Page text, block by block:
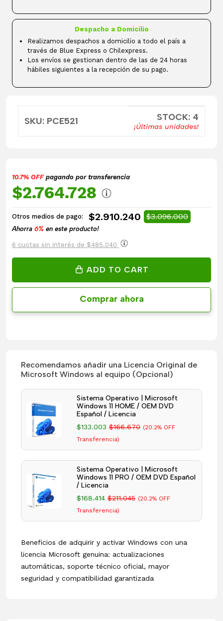
Despacho a Domicilio
Realizamos despachos a domicilio a todo el país a
través de Blue Express o Chilexpress.
Los envíos se gestionan dentro de las de 24 horas
hábiles siguientes a la recepción de su pago.
SKU: PCE521 STOCK: 4
¡Últimas unidades!
10.7% OFFpagando por transferencia
$2.764.728
Otros medios de pago: $2.910.240 $3.096.000
Ahorra 6% en este producto!
6 cuotas sin interés de $485.040
ADD TO CART
Comprar ahora
Recomendamos añadir una Licencia Original de
Microsoft Windows al equipo (Opcional)
Sistema Operativo | Microsoft
Windows 11 HOME / OEM DVD
Español / Licencia
$133.003 $166.670 (20.2% OFF
Transferencia)
Sistema Operativo | Microsoft
Windows 11 PRO / OEM DVD Español
/ Licencia
$168.414 $211.045 (20.2% OFF
Transferencia)
Beneficios de adquirir y activar Windows con una
licencia Microsoft genuina: actualizaciones
automáticas, soporte técnico oficial, mayor
seguridad y compatibilidad garantizada